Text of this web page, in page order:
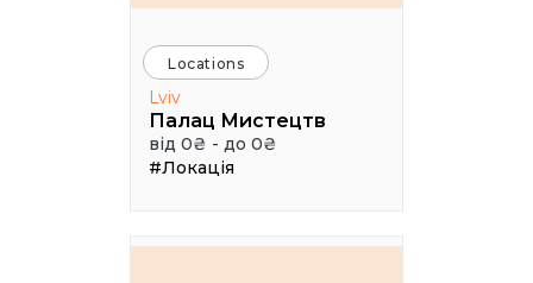
Locations
Lviv
Палац Мистецтв
від 0₴ - до 0₴
#Локація